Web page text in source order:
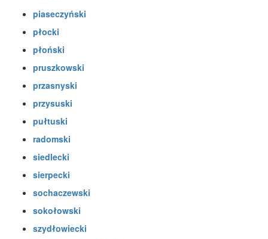
piaseczyński
płocki
płoński
pruszkowski
przasnyski
przysuski
pułtuski
radomski
siedlecki
sierpecki
sochaczewski
sokołowski
szydłowiecki